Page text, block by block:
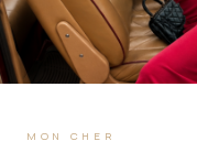
MON CHER